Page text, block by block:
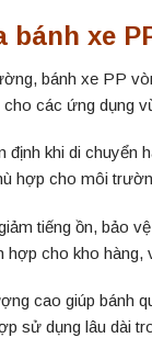
bánh xe
bánh xe PP
các ứng dụng
định khi di chuyển
hợp cho môi
tiếng ồn, bảo
cho kho hàng,
cao giúp bánh
sử dụng lâu dài